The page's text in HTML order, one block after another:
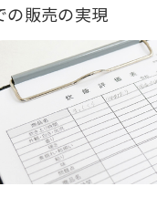
の販売の実現